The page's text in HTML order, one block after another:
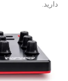
دارید.